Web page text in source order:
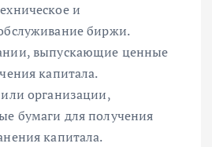
и
биржи.
выпускающие ценные
капитала.
организации,
бумаги для получения
капитала.